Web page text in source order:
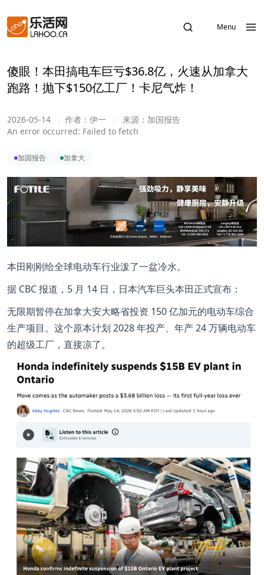
Menu
傻眼！本田搞电车巨亏$36.8亿，火速从加拿大
跑路！抛下$150亿工厂！卡尼气炸！
2026-05-14 作者： 伊一 来源： 加国报告
An error occurred: Failed to fetch
加国报告 加拿大
本田刚刚给全球电动车行业泼了一盆冷水。
据 CBC 报道，5 月 14 日，日本汽车巨头本田正式宣布：
无限期暂停在加拿大安大略省投资 150 亿加元的电动车综合
生产项目。这个原本计划 2028 年投产、年产 24 万辆电动车
的超级工厂，直接凉了。